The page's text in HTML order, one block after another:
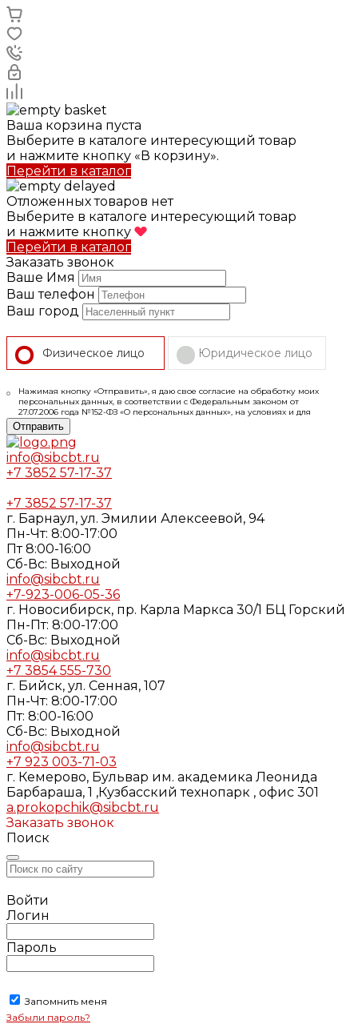
Ваша корзина пуста
Выберите в каталоге интересующий товар
и нажмите кнопку «В корзину».
Перейти в каталог
Отложенных товаров нет
Выберите в каталоге интересующий товар
и нажмите кнопку
Перейти в каталог
Заказать звонок
Ваше Имя
Ваш телефон
Ваш город
Физическое лицо Юридическое лицо
Нажимая кнопку «Отправить», я даю свое согласие на обработку моих
персональных данных, в соответствии с Федеральным законом от
27.07.2006 года №152-ФЗ «О персональных данных», на условиях и для
целей, определенных в
Политике конфиденциальности
Отправить
info@sibcbt.ru
+7 3852 57-17-37
+7 3852 57-17-37
г. Барнаул, ул. Эмилии Алексеевой, 94
Пн-Чт: 8:00-17:00
Пт 8:00-16:00
Cб-Вс: Выходной
info@sibcbt.ru
+7-923-006-05-36
г. Новосибирск, пр. Карла Маркса 30/1 БЦ Горский
Пн-Пт: 8:00-17:00
Cб-Вс: Выходной
info@sibcbt.ru
+7 3854 555-730
г. Бийск, ул. Сенная, 107
Пн-Чт: 8:00-17:00
Пт: 8:00-16:00
Cб-Вс: Выходной
info@sibcbt.ru
+7 923 003-71-03
г. Кемерово, Бульвар им. академика Леонида
Барбараша, 1 ,Кузбасский технопарк , офис 301
a.prokopchik@sibcbt.ru
Заказать звонок
Поиск
Войти
Логин
Пароль
Запомнить меня
Забыли пароль?